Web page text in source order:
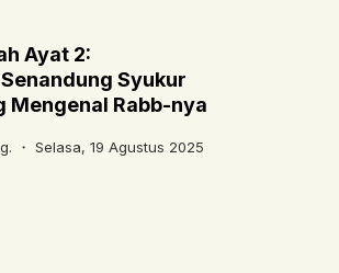
Ayat 2:
Syukur
Mengenal Rabb-nya
・ Selasa, 19 Agustus 2025